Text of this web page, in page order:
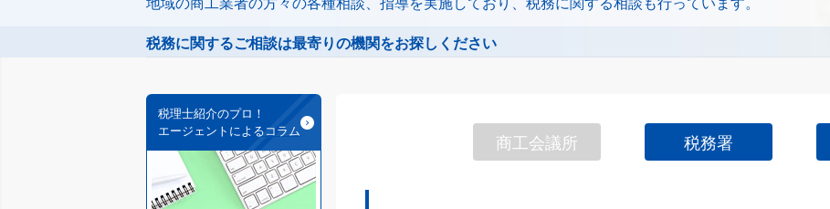
税務に関するご相談は最寄りの機関をお探しください
税理士紹介のプロ！
エージェントによるコラム
商工会議所 税務署